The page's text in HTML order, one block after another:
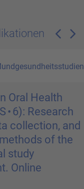
Oral Health
• 6): Research
collection, and
of the
study
Online